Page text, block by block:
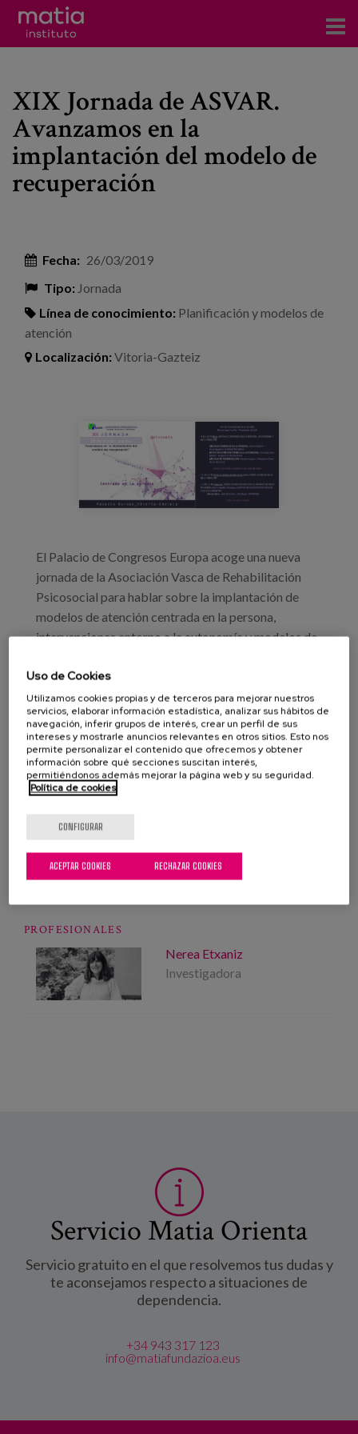
Investigación
Publicaciones
Participación en foros
Noticias
Blog
Trabaja con nosotros
XIX Jornada de ASVAR.
Avanzamos en la
implantación del modelo de
recuperación
Fecha: 26/03/2019
Tipo: Jornada
Línea de conocimiento: Planificación y modelos de
atención
Localización:Vitoria-Gazteiz
invitacion_informativo_asvar.jpg
El Palacio de Congresos Europa acoge una nueva
jornada de la Asociación Vasca de Rehabilitación
Psicosocial para hablar sobre la implantación de
modelos de atención centrada en la persona,
intervenciones entorno a la autonomía y modelos de
INVITACIÓN Y PROGRAMA
PROFESIONALES
Nerea Etxaniz
Investigadora
Servicio Matia Orienta
Servicio gratuito en el que resolvemos tus dudas y
te aconsejamos respecto a situaciones de
dependencia.
+34 943 317 123
info@matiafundazioa.eus
Uso de Cookies
Utilizamos cookies propias y de terceros para mejorar nuestros
servicios, elaborar información estadística, analizar sus hábitos de
navegación, inferir grupos de interés, crear un perfil de sus
intereses y mostrarle anuncios relevantes en otros sitios. Esto nos
permite personalizar el contenido que ofrecemos y obtener
información sobre qué secciones suscitan interés,
permitiéndonos además mejorar la página web y su seguridad.
Política de cookies
CONFIGURAR
RECHAZAR COOKIES
ACEPTAR COOKIES